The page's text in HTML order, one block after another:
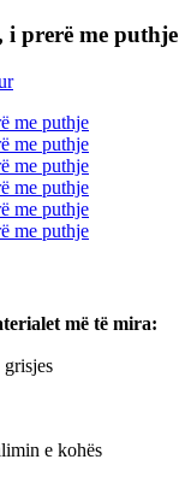
i prerë me puthje
më të mira:
e kohës